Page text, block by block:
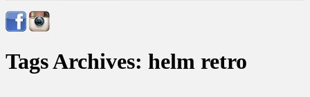
Tags Archives: helm retro